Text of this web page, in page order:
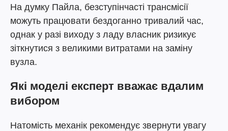
На думку Пайла, безступінчасті трансмісії
можуть працювати бездоганно тривалий час,
однак у разі виходу з ладу власник ризикує
зіткнутися з великими витратами на заміну
вузла.
Які моделі експерт вважає вдалим
вибором
Натомість механік рекомендує звернути увагу